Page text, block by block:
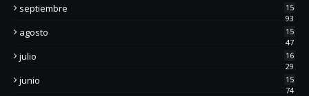
septiembre
15
93
agosto
15
47
julio
16
29
junio
15
74